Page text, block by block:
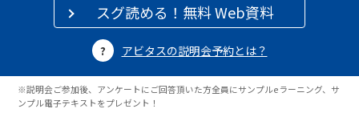
スグ読める！無料 Web資料
アビタスの説明会予約とは？
※説明会ご参加後、アンケートにご回答頂いた方全員にサンプルeラーニング、サ
ンプル電子テキストをプレゼント！